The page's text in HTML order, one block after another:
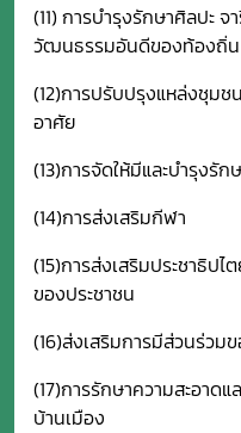
(11) การบำรุงรักษาศิลปะ
วัฒนธรรมอันดีของท้องถิ่น
(12)การปรับปรุงแหล่งชุม
อาศัย
(13)การจัดให้มีและบำรุงรั
(14)การส่งเสริมกีฬา
(15)การส่งเสริมประชาธิป
ของประชาชน
(16)ส่งเสริมการมีส่วนร่ว
(17)การรักษาความสะอาดแ
บ้านเมือง